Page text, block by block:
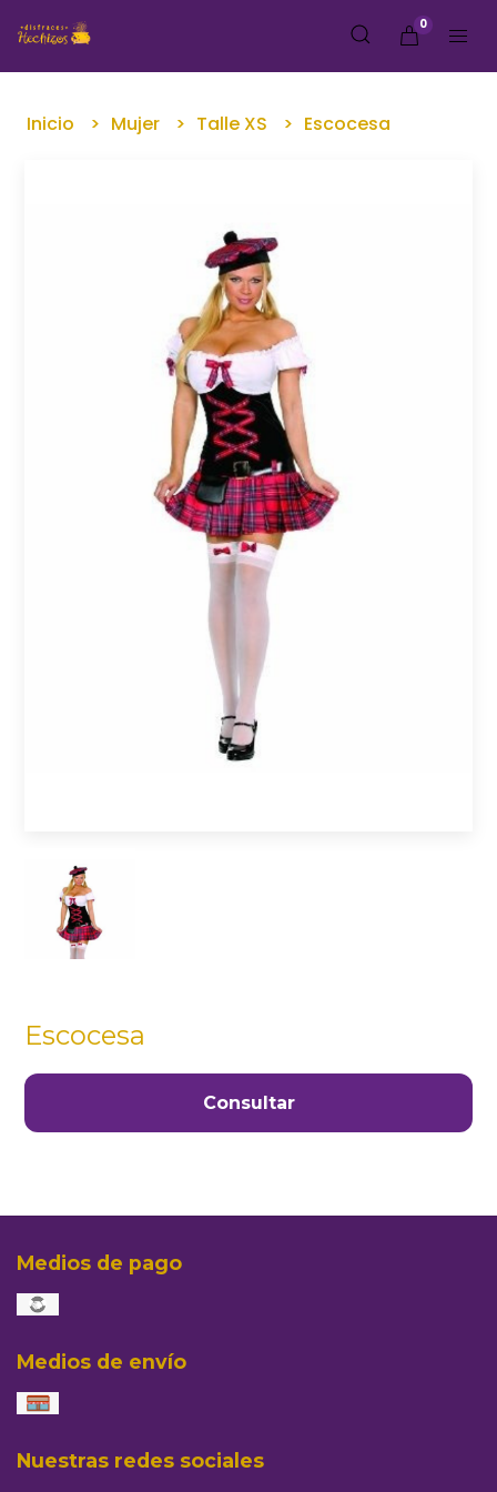
0
Inicio Mujer Talle XS Escocesa
Escocesa
Consultar
Medios de pago
Medios de envío
Nuestras redes sociales